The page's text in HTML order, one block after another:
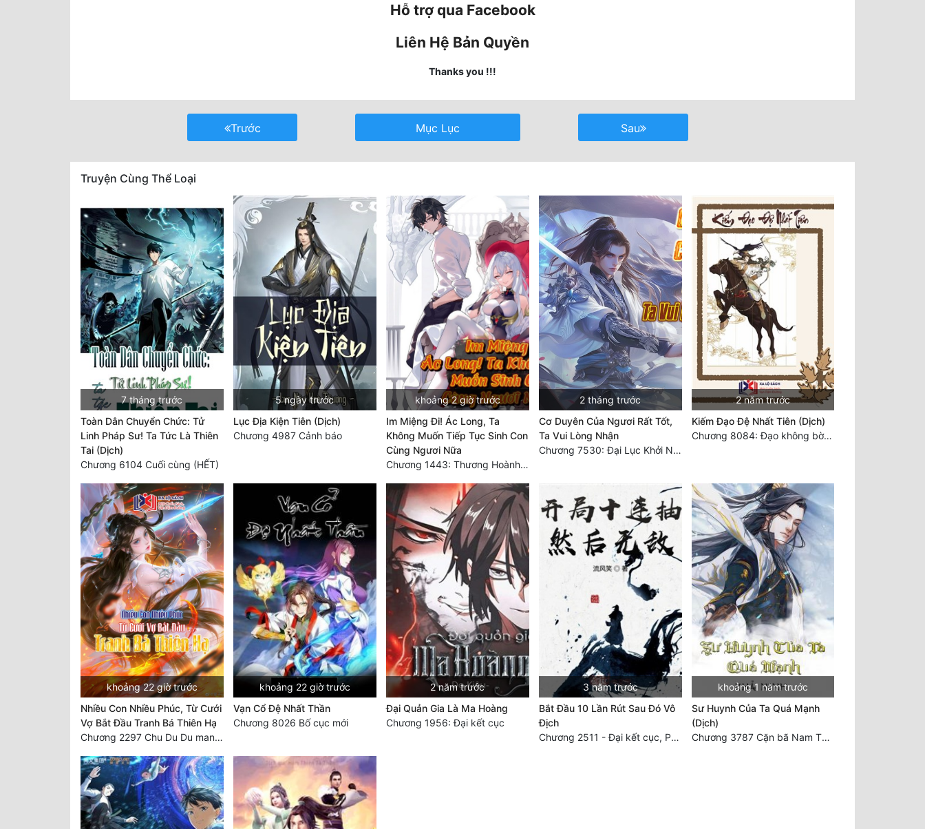
Hỗ trợ qua Facebook
Liên Hệ Bản Quyền
Thanks you !!!
Trước Mục Lục Sau
Truyện Cùng Thể Loại
7 tháng trước
Toàn Dân Chuyển Chức: Tử
Linh Pháp Sư! Ta Tức Là Thiên
Tai (Dịch)
Chương 6104 Cuối cùng (HẾT)
5 ngày trước
Lục Địa Kiện Tiên (Dịch)
Chương 4987 Cảnh báo
khoảng 2 giờ trước
Im Miệng Đi! Ác Long, Ta
Không Muốn Tiếp Tục Sinh Con
Cùng Ngươi Nữa
Chương 1443: Thương Hoành Vạn Vật (Cuối cùng)
2 tháng trước
Cơ Duyên Của Ngươi Rất Tốt,
Ta Vui Lòng Nhận
Chương 7530: Đại Lục Khởi Nguyên – Kiến Thành 71
2 năm trước
Kiếm Đạo Đệ Nhất Tiên (Dịch)
Chương 8084: Đạo không bờ bến (Đại kết cục) (10)
khoảng 22 giờ trước
Nhiều Con Nhiều Phúc, Từ Cưới
Vợ Bắt Đầu Tranh Bá Thiên Hạ
Chương 2297 Chu Du Du mang thai
khoảng 22 giờ trước
Vạn Cổ Đệ Nhất Thần
Chương 8026 Bố cục mới
2 năm trước
Đại Quản Gia Là Ma Hoàng
Chương 1956: Đại kết cục
3 năm trước
Bắt Đầu 10 Lần Rút Sau Đó Vô
Địch
Chương 2511 - Đại kết cục, Phiên ngoại thiên: Chư thiên quy nhất giới, vĩnh hằng thế giới. Hết!
khoảng 1 năm trước
Sư Huynh Của Ta Quá Mạnh
(Dịch)
Chương 3787 Cặn bã Nam Thiên Đạo